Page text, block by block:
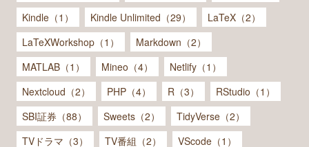
Kindle（1）
Kindle Unlimited（29）
LaTeX（2）
LaTeXWorkshop（1）
Markdown（2）
MATLAB（1）
Mineo（4）
Netlify（1）
Nextcloud（2）
PHP（4） R（3）
RStudio（1）
SBI証券（88）
Sweets（2）
TidyVerse（2）
TVドラマ（3）
TV番組（2）
VScode（1）